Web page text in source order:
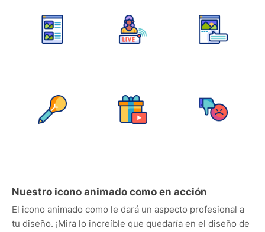
Nuestro icono animado como en acción
El icono animado como le dará un aspecto profesional a
tu diseño. ¡Mira lo increíble que quedaría en el diseño de